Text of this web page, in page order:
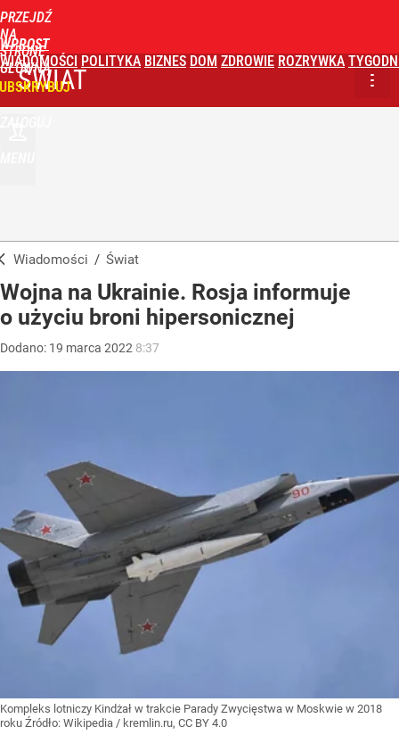
PRZEJDŹ
NA
STRONĘ
GŁÓWNĄ
WPROST
WIADOMOŚCI POLITYKA BIZNES DOM ZDROWIE ROZRYWKA
ŚWIAT
Wiadomości / Świat
Wojna na Ukrainie. Rosja informuje
o użyciu broni hipersonicznej
Dodano: 19 marca 2022 8:37
Kompleks lotniczy Kindżał w trakcie Parady Zwycięstwa w Moskwie w 2018
roku Źródło: Wikipedia / kremlin.ru, CC BY 4.0